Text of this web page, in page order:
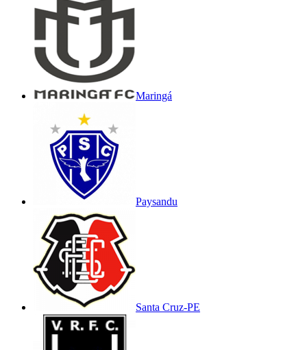
Maringá
Paysandu
Santa Cruz-PE